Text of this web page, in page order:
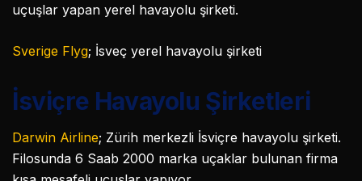
uçuşlar yapan yerel havayolu şirketi.
Sverige Flyg; İsveç yerel havayolu şirketi
İsviçre Havayolu Şirketleri
Darwin Airline; Zürih merkezli İsviçre havayolu şirketi.
Filosunda 6 Saab 2000 marka uçaklar bulunan firma